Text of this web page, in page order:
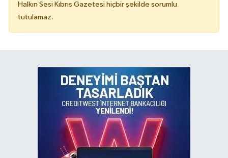
Halkın Sesi Kıbrıs Gazetesi hiçbir şekilde sorumlu
tutulamaz.